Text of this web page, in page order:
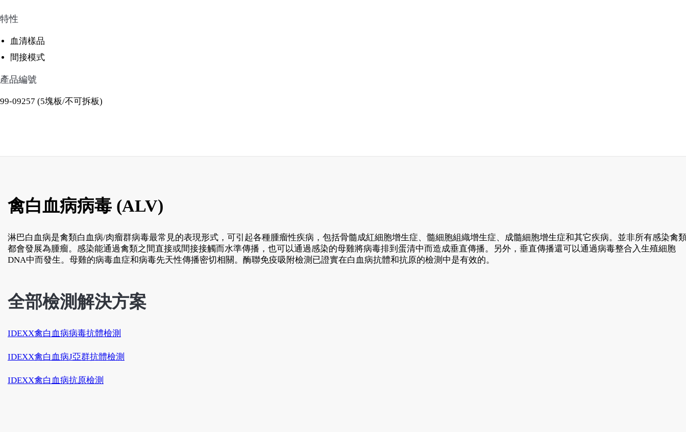
特性
血清樣品
間接模式
產品編號
99-09257 (5塊板/不可拆板)
禽白血病病毒 (ALV)
淋巴白血病是禽類白血病/肉瘤群病毒最常見的表現形式，可引起各種腫瘤性疾病，包括骨髓成紅細胞增生症、髓細胞組織增生症、成髓細胞增生症和其它疾病。並非所有感染禽
都會發展為腫瘤。感染能通過禽類之間直接或間接接觸而水準傳播，也可以通過感染的母雞將病毒排到蛋清中而造成垂直傳播。另外，垂直傳播還可以通過病毒整合入生殖細胞
DNA中而發生。母雞的病毒血症和病毒先天性傳播密切相關。酶聯免疫吸附檢測已證實在白血病抗體和抗原的檢測中是有效的。
全部檢測解決方案
IDEXX禽白血病病毒抗體檢測
IDEXX禽白血病J亞群抗體檢測
IDEXX禽白血病抗原檢測